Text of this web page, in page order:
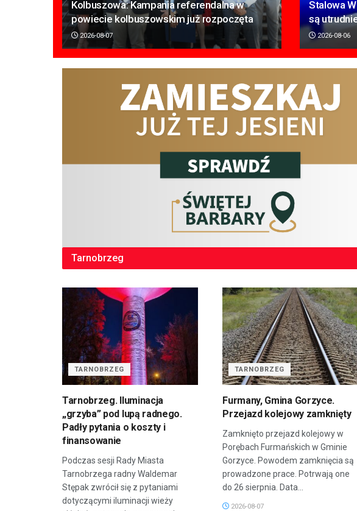
Kolbuszowa: Kampania referendalna w
powiecie kolbuszowskim już rozpoczęta
2026-08-07
Stalowa
są
2026-08-06
Tarnobrzeg
TARNOBRZEG
Tarnobrzeg. Iluminacja
„grzyba” pod lupą radnego.
Padły pytania o koszty i
finansowanie
Podczas sesji Rady Miasta
Tarnobrzega radny Waldemar
Stępak zwrócił się z pytaniami
dotyczącymi iluminacji wieży
TARNOBRZEG
Furmany, Gmina Gorzyce.
Przejazd kolejowy zamknięty
Zamknięto przejazd kolejowy w
Porębach Furmańskich w Gminie
Gorzyce. Powodem zamknięcia są
prowadzone prace. Potrwają one
do 26 sierpnia. Data...
2026-08-07